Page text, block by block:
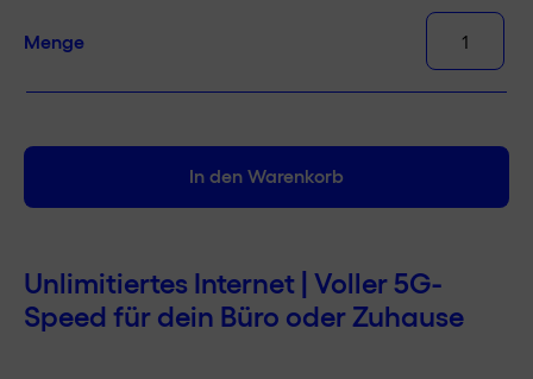
Menge
Flat
2000
Internet
Menge
In den Warenkorb
Unlimitiertes Internet | Voller 5G-
Speed für dein Büro oder Zuhause